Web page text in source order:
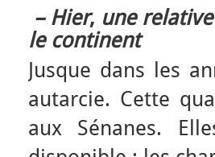
– Hier, une
le continent
Jusque dans les
autarcie. Cette
aux Sénanes.